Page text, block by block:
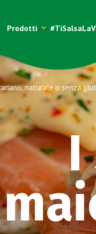
Prodotti
naturale o senza
I